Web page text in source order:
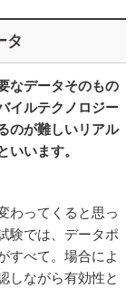
タ
なデータそのもの
イルテクノロジー
のが難しいリアル
います。
わってくると思っ
験では、データポ
すべて。場合によ
しながら有効性と